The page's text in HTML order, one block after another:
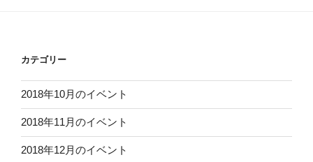
カテゴリー
2018年10月のイベント
2018年11月のイベント
2018年12月のイベント